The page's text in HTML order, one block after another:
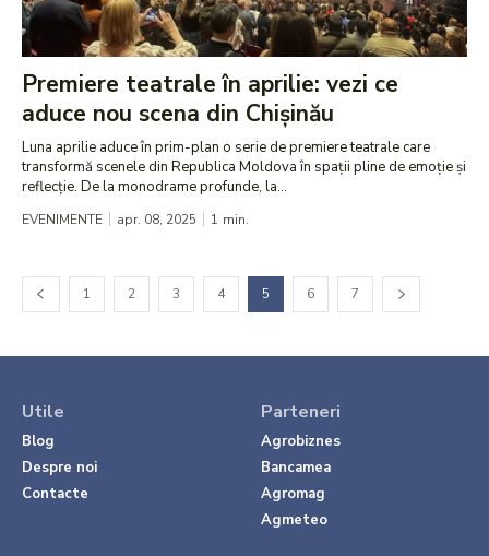
Premiere teatrale în aprilie: vezi ce
aduce nou scena din Chișinău
Luna aprilie aduce în prim-plan o serie de premiere teatrale care
transformă scenele din Republica Moldova în spații pline de emoție și
reflecție. De la monodrame profunde, la...
EVENIMENTE apr. 08, 2025 1 min.
1 2 3 4 5 6 7
Utile
Blog
Despre noi
Contacte
Parteneri
Agrobiznes
Bancamea
Agromag
Agmeteo